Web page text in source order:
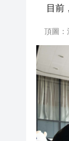
目前
頂圖：